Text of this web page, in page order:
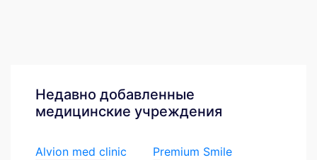
Недавно добавленные
медицинские учреждения
Alvion med clinic
Premium Smile